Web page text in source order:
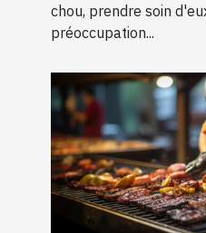
chou, prendre soin
préoccupation...